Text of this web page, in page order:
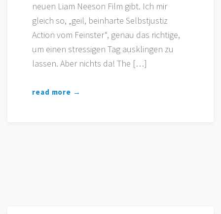
neuen Liam Neeson Film gibt. Ich mir
gleich so, „geil, beinharte Selbstjustiz
Action vom Feinster“, genau das richtige,
um einen stressigen Tag ausklingen zu
lassen. Aber nichts da! The […]
read more →